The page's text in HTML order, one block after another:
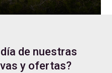
de nuestras
y ofertas?